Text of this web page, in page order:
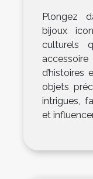
Plongez
bijoux
culturels
d’histoires
objets
intrigues,
et